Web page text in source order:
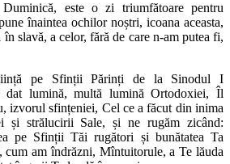
Duminică, este o zi triumfătoare pentru
înaintea ochilor noștri, icoana aceasta,
slavă, a celor, fără de care n-am putea fi,
pe Sfinții Părinți de la Sinodul I
dat lumină, multă lumină Ortodoxiei, Îl
izvorul sfințeniei, Cel ce a făcut din inima
și strălucirii Sale, și ne rugăm zicând:
pe Sfinții Tăi rugători și bunătatea Ta
cum am îndrăzni, Mîntuitorule, a Te lăuda